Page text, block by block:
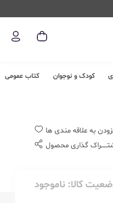
کودک و نوجوان کتاب عمومی
به علاقه مندی ها
گذاری محصول
کالا: ناموجود